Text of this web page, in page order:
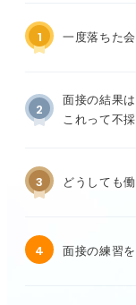
1 一度落ちた
2
面接の結果
これって不
3 どうしても
4 面接の練習